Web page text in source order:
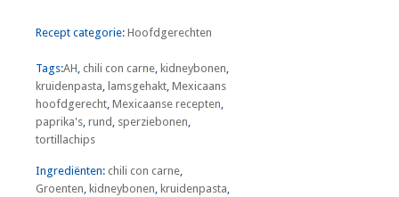
Recept categorie:Hoofdgerechten
Tags:AH,chili con carne, kidneybonen,
kruidenpasta, lamsgehakt,Mexicaans
hoofdgerecht,Mexicaanse recepten,
paprika's,rund , sperziebonen,
tortillachips
Ingrediënten:chili con carne,
Groenten, kidneybonen, kruidenpasta,